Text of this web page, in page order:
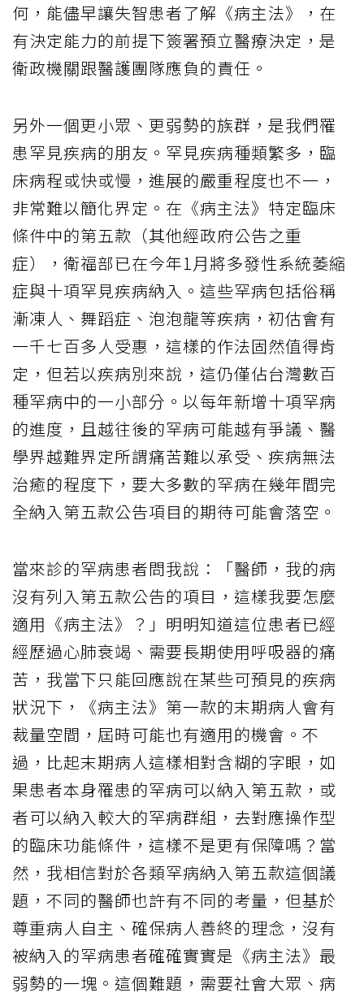
何，能儘早讓失智患者了解《病主法》，在
有決定能力的前提下簽署預立醫療決定，是
衛政機關跟醫護團隊應負的責任。
另外一個更小眾、更弱勢的族群，是我們罹
患罕見疾病的朋友。罕見疾病種類繁多，臨
床病程或快或慢，進展的嚴重程度也不一，
非常難以簡化界定。在《病主法》特定臨床
條件中的第五款（其他經政府公告之重
症），衛福部已在今年1月將多發性系統萎縮
症與十項罕見疾病納入。這些罕病包括俗稱
漸凍人、舞蹈症、泡泡龍等疾病，初估會有
一千七百多人受惠，這樣的作法固然值得肯
定，但若以疾病別來說，這仍僅佔台灣數百
種罕病中的一小部分。以每年新增十項罕病
的進度，且越往後的罕病可能越有爭議、醫
學界越難界定所謂痛苦難以承受、疾病無法
治癒的程度下，要大多數的罕病在幾年間完
全納入第五款公告項目的期待可能會落空。
當來診的罕病患者問我說：「醫師，我的病
沒有列入第五款公告的項目，這樣我要怎麼
適用《病主法》？」明明知道這位患者已經
經歷過心肺衰竭、需要長期使用呼吸器的痛
苦，我當下只能回應說在某些可預見的疾病
狀況下，《病主法》第一款的末期病人會有
裁量空間，屆時可能也有適用的機會。不
過，比起末期病人這樣相對含糊的字眼，如
果患者本身罹患的罕病可以納入第五款，或
者可以納入較大的罕病群組，去對應操作型
的臨床功能條件，這樣不是更有保障嗎？當
然，我相信對於各類罕病納入第五款這個議
題，不同的醫師也許有不同的考量，但基於
尊重病人自主、確保病人善終的理念，沒有
被納入的罕病患者確確實實是《病主法》最
弱勢的一塊。這個難題，需要社會大眾、病